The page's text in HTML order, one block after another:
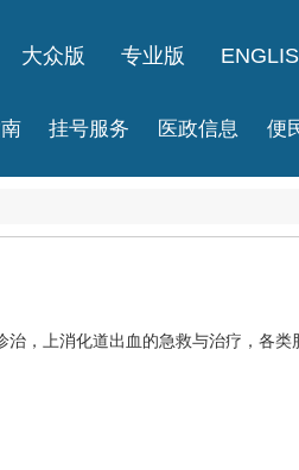
大众版 专业版
挂号服务 医政信息 便
治， 上消化道出血的急救与治疗，各类